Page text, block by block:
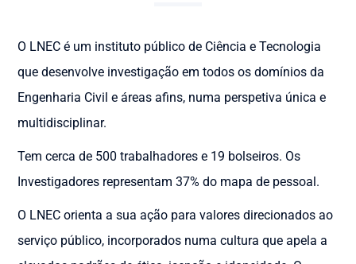
O LNEC é um instituto público de Ciência e Tecnologia
que desenvolve investigação em todos os domínios da
Engenharia Civil e áreas afins, numa perspetiva única e
multidisciplinar.
Tem cerca de 500 trabalhadores e 19 bolseiros. Os
Investigadores representam 37% do mapa de pessoal.
O LNEC orienta a sua ação para valores direcionados ao
serviço público, incorporados numa cultura que apela a